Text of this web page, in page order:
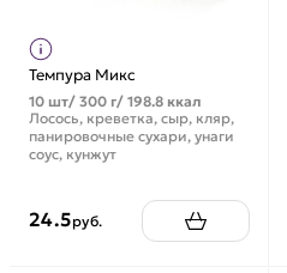
Темпура Микс
10 шт/ 300 г/ 198.8 ккал
Лосось, креветка, сыр, кляр,
панировочные сухари, унаги
соус, кунжут
24.5руб.